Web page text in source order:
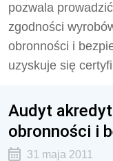
pozwala
zgodności
obronności i
uzyskuje się
Audyt
obronności i
31 maja 2011